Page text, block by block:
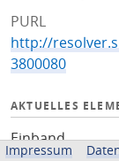
PURL
http://
3800080
AKTUELLES
Einband
Impressum